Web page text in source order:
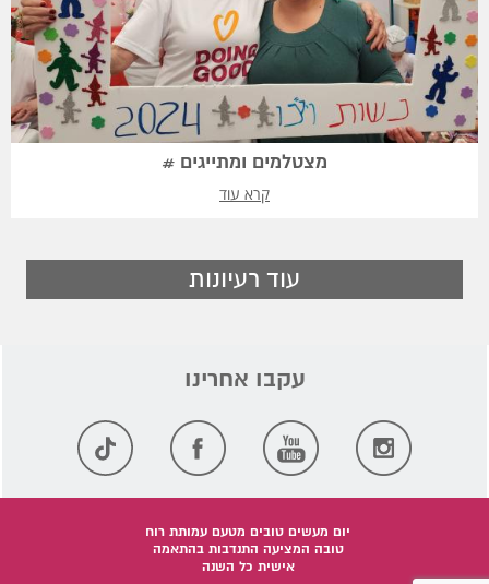
מצטלמים ומתייגים #
קרא עוד
עוד רעיונות
יום מעשים טובים מטעם עמותת רוח
טובה המציעה התנדבות בהתאמה
אישית כל השנה